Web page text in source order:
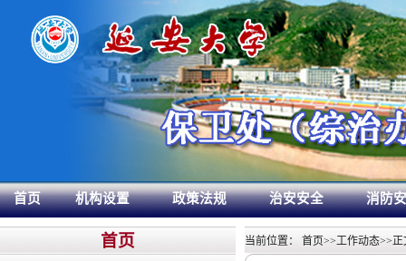
首页 机构设置 政策法规 治安安全 消防
首页 当前位置： 首页>>工作动态>>正